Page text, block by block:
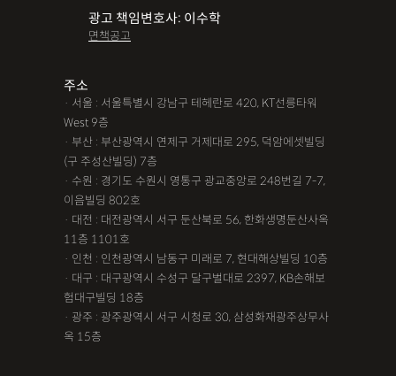
광고 책임변호사: 이수학
면책공고
주소
· 서울 : 서울특별시 강남구 테헤란로 420, KT선릉타워
West 9층
· 부산 : 부산광역시 연제구 거제대로 295, 덕암에셋빌딩
(구 주성산빌딩) 7층
· 수원 : 경기도 수원시 영통구 광교중앙로 248번길 7-7,
이음빌딩 802호
· 대전 : 대전광역시 서구 둔산북로 56, 한화생명둔산사옥
11층 1101호
· 인천 : 인천광역시 남동구 미래로 7, 현대해상빌딩 10층
· 대구 : 대구광역시 수성구 달구벌대로 2397, KB손해보
험대구빌딩 18층
· 광주 : 광주광역시 서구 시청로 30, 삼성화재광주상무사
옥 15층